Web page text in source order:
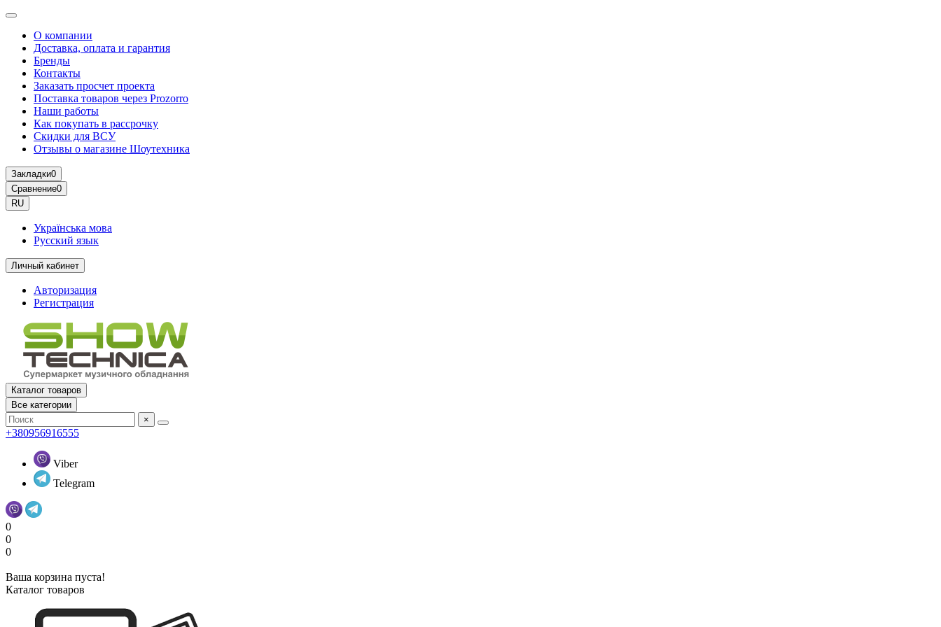
О компании
Доставка, оплата и гарантия
Бренды
Контакты
Заказать просчет проекта
Поставка товаров через Prozorro
Наши работы
Как покупать в рассрочку
Скидки для ВСУ
Отзывы о магазине Шоутехника
Закладки0
Сравнение0
RU
Українська мова
Русский язык
Личный кабинет
Авторизация
Регистрация
Каталог товаров
Все категории
×
+380956916555
Viber
Telegram
0
0
0
Ваша корзина пуста!
Каталог товаров